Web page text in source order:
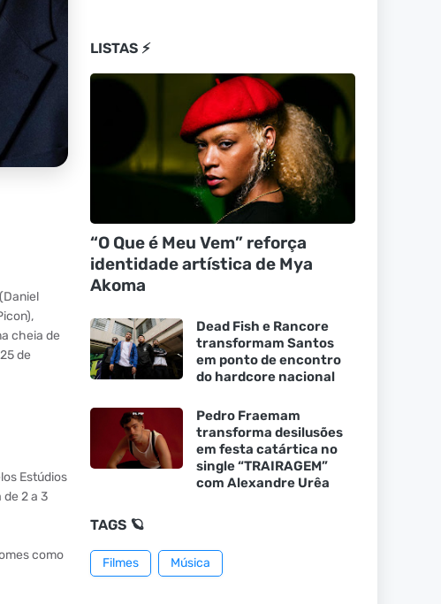
cheia de
de
Estúdios
2 a 3
como
LISTAS ⚡
“O Que é Meu Vem” reforça
identidade artística de Mya
Akoma
Dead Fish e Rancore
transformam Santos
em ponto de encontro
do hardcore nacional
Pedro Fraemam
transforma desilusões
em festa catártica no
single “TRAIRAGEM”
com Alexandre Urêa
TAGS 🪐
Filmes Música